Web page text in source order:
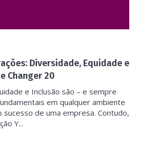
Diversidade, Equidade e
Changer 20
e Inclusão são – e sempre
em qualquer ambiente
sucesso de uma empresa. Contudo,
Y...